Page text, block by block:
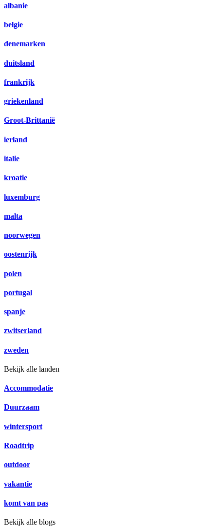
albanie
belgie
denemarken
duitsland
frankrijk
griekenland
Groot-Brittanië
ierland
italie
kroatie
luxemburg
malta
noorwegen
oostenrijk
polen
portugal
spanje
zwitserland
zweden
Bekijk alle landen
Accommodatie
Duurzaam
wintersport
Roadtrip
outdoor
vakantie
komt van pas
Bekijk alle blogs